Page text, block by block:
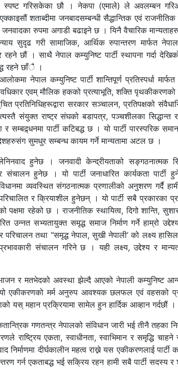
स्पष्ट गरिसकेका छौ । नेकपा (एमाले) ले अवलम्बन
शताब्दीमा जनबादसम्बन्धी सैद्धान्तिक एवं राजनीतिक
रुपमा अगाडी बढाइने छ । यिनै वैचारिक
सुदृढ गरी सामाजिक, आर्थिक रुपान्तरण मार्फत
रहने छौं । साथै नेपाल कम्युनिष्ट पार्टी स्थापना गर्दा
रहने छाँै ।
नेपाल कम्युनिष्ट पार्टी शान्तिपूर्ण प्रतिस्पर्धा
एवम् मौलिक हकको प्रत्याभूति, शक्ति
प्रतिनिधिहरूद्वारा सरकार सञ्चालन, प्रतिपक्षको
त्यस्तै संयुक्त राष्ट्र संघको बडापत्र, पञ्चशीलका
सम्बद्र्धनमा पार्टी कटिबद्ध छ । यो पार्टी पारस्परिक
सुमधुर सम्बन्ध कायम गर्ने मान्यतामा अटल छ ।
हुनेछ । जनवादी केन्द्रीयताको सङ्गठनात्मक
र संचालन हुनेछ । यो पार्टी जनाधारित कार्यकता
व्यवस्थित संगठनात्मक प्रणालीको अनुशरण गर्दै
र क्रियाशील हुनेछन् । यो पार्टी सबै प्रकारका
पक्षमा रहेको छ । राजनीतिक स्थायित्व, दिगो शान्ति,
उन्नत सभ्यतायुक्त समृद्ध समाज निर्माण गर्ने हाम्रो
परिचालन तथा “समृद्ध नेपाल, सुखी नेपाली’ को लक्ष्य
संचालन गरिने छ । यही लक्ष्य, उद्देश्य र
र मतभेदको अवस्था झेल्दै आएको नेपाली कम्युनिष्ट
यो एकीकरणको मर्म अनुरुप आवश्यक छलफल एवं वहसको
यस् महान प्रक्रियामा सामेल हुन हार्दिक आव्हान गर्दछौं ।
गणतन्त्र नेपालको संविधान जारी भई तीनै तहका
राष्ट्रिय एकता, स्वाधीनता, स्वाभिमान र समृद्धि
निर्माणमा दीर्घकालीन महत्व राख्ने यस एकीकरणलाई
गर्न एकताबद्ध भई सक्रिय रहन हामी सबै पार्टी सदस्य र